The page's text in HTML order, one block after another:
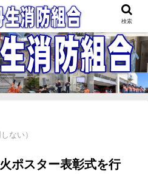
丹生消防組合
ない）
ポスター表彰式を行
検索